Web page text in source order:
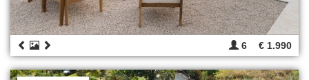
6 € 1.990